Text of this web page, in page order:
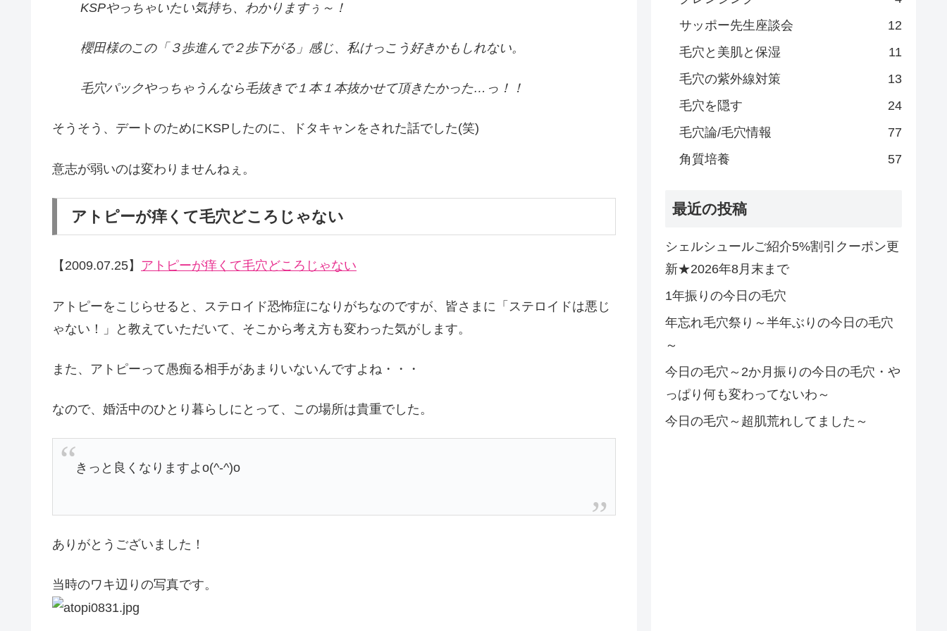
KSPやっちゃいたい気持ち、わかりますぅ～！
櫻田様のこの「３歩進んで２歩下がる」感じ、私けっこう好きかもしれない。
毛穴パックやっちゃうんなら毛抜きで１本１本抜かせて頂きたかった…っ！！
そうそう、デートのためにKSPしたのに、ドタキャンをされた話でした(笑)
意志が弱いのは変わりませんねぇ。
アトピーが痒くて毛穴どころじゃない
【2009.07.25】 アトピーが痒くて毛穴どころじゃない
アトピーをこじらせると、ステロイド恐怖症になりがちなのですが、皆さまに「ステロイドは悪じ
ゃない！」と教えていただいて、そこから考え方も変わった気がします。
また、アトピーって愚痴る相手があまりいないんですよね・・・
なので、婚活中のひとり暮らしにとって、この場所は貴重でした。
きっと良くなりますよo(^-^)o
ありがとうございました！
当時のワキ辺りの写真です。
サッポー先生座談会
12
毛穴と美肌と保湿
11
毛穴の紫外線対策
13
毛穴を隠す
24
毛穴論/毛穴情報
77
角質培養
57
最近の投稿
シェルシュールご紹介5%割引クーポン更
新★2026年8月末まで
1年振りの今日の毛穴
年忘れ毛穴祭り～半年ぶりの今日の毛穴
～
今日の毛穴～2か月振りの今日の毛穴・や
っぱり何も変わってないわ～
今日の毛穴～超肌荒れしてました～